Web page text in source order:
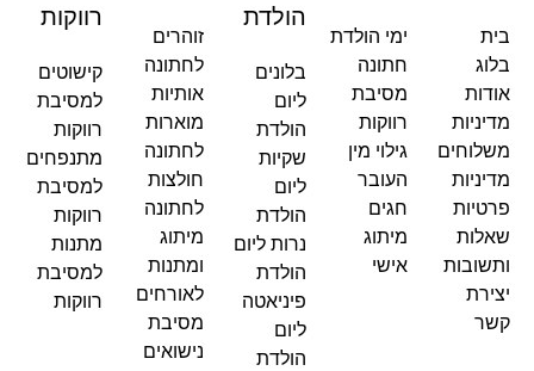
בית
בלוג
אודות
מדיניות
משלוחים
מדיניות
פרטיות
שאלות
ותשובות
יצירת
קשר
ימי הולדת
חתונה
מסיבת
רווקות
גילוי מין
העובר
חגים
מיתוג
אישי
הולדת
בלונים
ליום
הולדת
שקיות
ליום
הולדת
נרות ליום
הולדת
פיניאטה
ליום
הולדת
זוהרים
לחתונה
אותיות
מוארות
לחתונה
חולצות
לחתונה
מיתוג
ומתנות
לאורחים
מסיבת
נישואים
רווקות
קישוטים
למסיבת
רווקות
מתנפחים
למסיבת
רווקות
מתנות
למסיבת
רווקות